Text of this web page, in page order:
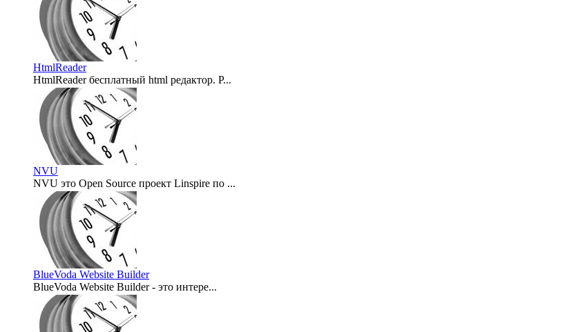
HtmlReader
HtmlReader бесплатный html редактор. Р...
2007-12-17
NVU
NVU это Open Source проект Linspire по ...
2007-10-29
BlueVoda Website Builder
BlueVoda Website Builder - это интере...
2007-10-29